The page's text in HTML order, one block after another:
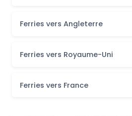
Ferries vers Angleterre
Ferries vers Royaume-Uni
Ferries vers France